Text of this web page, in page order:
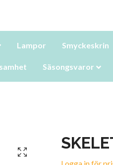
Lampor Smyckeskrin
Säsongsvaror